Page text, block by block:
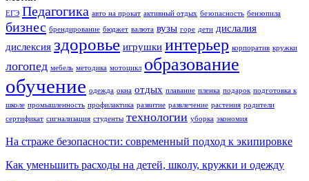
ЕГЭ Педагогика авто на прокат активный отдых безопасность бензопила
бизнес брендирование бюджет валюта вузы горе дети дислалия
дислексия здоровье игрушки интерьер корпоратив кружки
логопед мебель методика мотоцикл образование
обучение одежда окна отдых плавание пленка подарок подготовка к
школе промышленность профилактика развитие развлечение растения родители
сертификат сигнализация студенты технологии уборка экономия
На страже безопасности: современный подход к экипировке
Как уменьшить расходы на детей, школу, кружки и одежду